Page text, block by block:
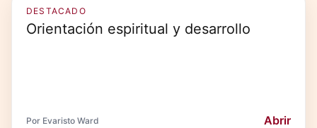
DESTACADO
Orientación espiritual y desarrollo
Por Evaristo Ward Abrir